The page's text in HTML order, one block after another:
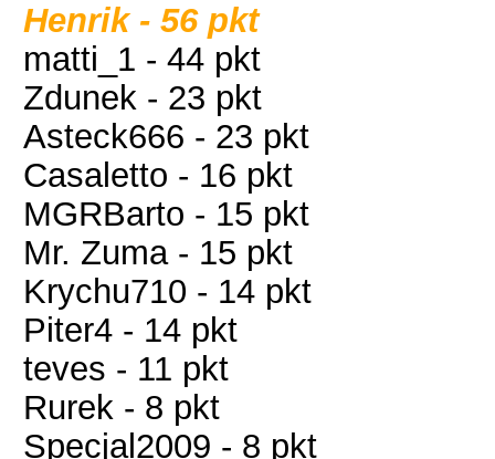
Henrik - 56 pkt
matti_1 - 44 pkt
Zdunek - 23 pkt
Asteck666 - 23 pkt
Casaletto - 16 pkt
MGRBarto - 15 pkt
Mr. Zuma - 15 pkt
Krychu710 - 14 pkt
Piter4 - 14 pkt
teves - 11 pkt
Rurek - 8 pkt
Specjal2009 - 8 pkt